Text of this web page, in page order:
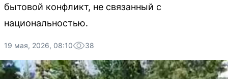
бытовой конфликт, не связанный с
национальностью.
19 мая, 2026, 08:10 38